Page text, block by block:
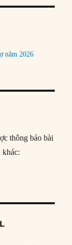
năm 2026
thông báo bài